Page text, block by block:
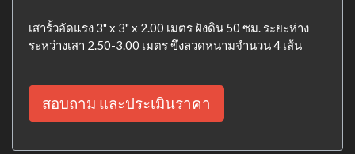
เสารั้วอัดแรง 3" x 3" x 2.00 เมตร ฝังดิน 50 ซม. ระยะห่าง
ระหว่างเสา 2.50-3.00 เมตร ขึงลวดหนามจำนวน 4 เส้น
สอบถาม และประเมินราคา